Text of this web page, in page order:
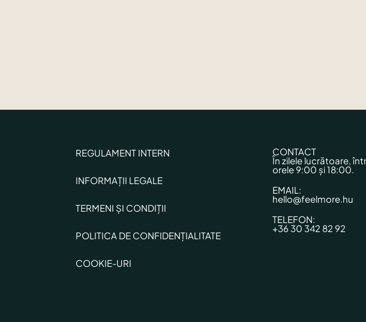
REGULAMENT INTERN
INFORMAȚII LEGALE
TERMENI ȘI CONDIȚII
POLITICA DE CONFIDENȚIALITATE
COOKIE-URI
CONTACT
În zilele lucrătoare,
orele 9:00 și 18:00.
EMAIL:
hello@feelmore.hu
TELEFON:
+36 30 342 82 92